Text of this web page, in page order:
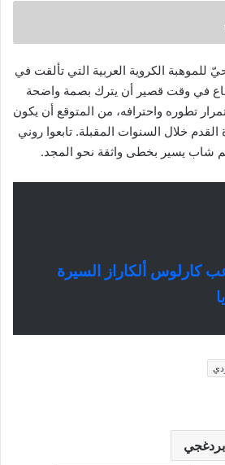
الكروية العربية التي تألقت في
في وقت قصير أن يترك بصمة واضحة
تطوره واحترافه، من المتوقع أن يكون
خلال السنوات المقبلة. تابعوا روني
شاب يسير بخطى واثقة نحو المجد.
كارلوس ألكاراز السيرة
بردغجي